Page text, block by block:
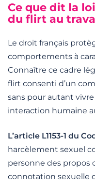
Ce que dit la
du flirt au
Le droit français
comportements à
Connaître ce cadre
flirt consenti d’un
sans pour autant
interaction humaine
L’article L1153-1 du
harcèlement sexuel
personne des propos
connotation sexuelle